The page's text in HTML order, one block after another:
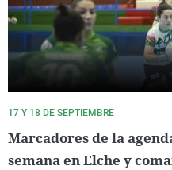
17 Y 18 DE SEPTIEMBRE
Marcadores de la
semana en Elche y